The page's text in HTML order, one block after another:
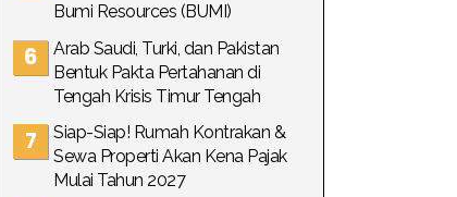
Bumi Resources (BUMI)
Arab Saudi, Turki, dan Pakistan
Bentuk Pakta Pertahanan di
Tengah Krisis Timur Tengah
Siap-Siap! Rumah Kontrakan &
Sewa Properti Akan Kena Pajak
Mulai Tahun 2027